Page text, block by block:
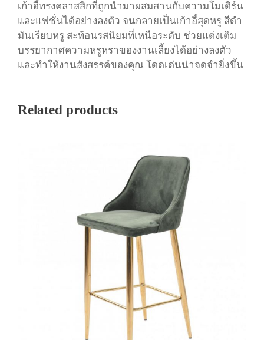
รี่
(
สี
ดำ
)
เก้าอี้ทรงคลาสสิกที่ถูกนำมาผสมสานกับความโมเดิร์น
และแฟชั่นได้อย่างลงตัว จนกลายเป็นเก้าอี้สุดหรู สีดำ
มันเรียบหรู สะท้อนรสนิยมที่เหนือระดับ ช่วยแต่งเติม
บรรยากาศความหรูหราของงานเลี้ยงได้อย่างลงตัว
และทำให้งานสังสรรค์ของคุณ โดดเด่นน่าจดจำยิ่งขึ้น
Related products